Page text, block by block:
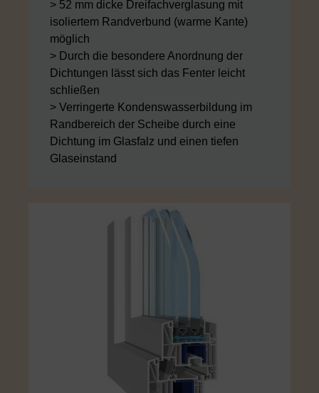
> 52 mm dicke Dreifachverglasung mit
isoliertem Randverbund (warme Kante)
möglich
> Durch die besondere Anordnung der
Dichtungen lässt sich das Fenter leicht
schließen
> Verringerte Kondenswasserbildung im
Randbereich der Scheibe durch eine
Dichtung im Glasfalz und einen tiefen
Glaseinstand